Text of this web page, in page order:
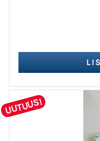
UUTUUS!